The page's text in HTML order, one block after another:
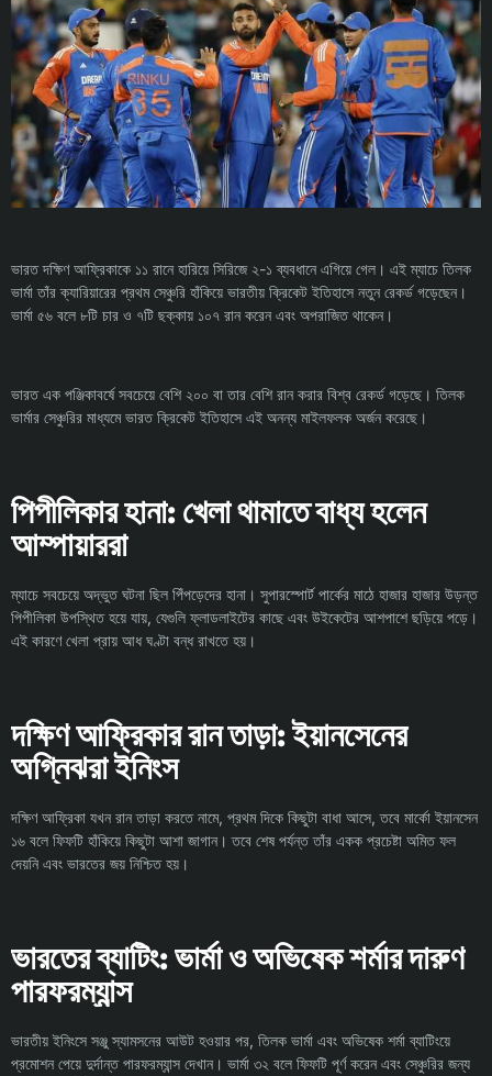
ভারত দক্ষিণ আফ্রিকাকে ১১ রানে হারিয়ে সিরিজে ২-১ ব্যবধানে এগিয়ে গেল। এই ম্যাচে তিলক
ভার্মা তাঁর ক্যারিয়ারের প্রথম সেঞ্চুরি হাঁকিয়ে ভারতীয় ক্রিকেট ইতিহাসে নতুন রেকর্ড গড়েছেন।
ভার্মা ৫৬ বলে ৮টি চার ও ৭টি ছক্কায় ১০৭ রান করেন এবং অপরাজিত থাকেন।
ভারত এক পঞ্জিকাবর্ষে সবচেয়ে বেশি ২০০ বা তার বেশি রান করার বিশ্ব রেকর্ড গড়েছে। তিলক
ভার্মার সেঞ্চুরির মাধ্যমে ভারত ক্রিকেট ইতিহাসে এই অনন্য মাইলফলক অর্জন করেছে।
পিপীলিকার হানা: খেলা থামাতে বাধ্য হলেন
আম্পায়াররা
ম্যাচে সবচেয়ে অদ্ভুত ঘটনা ছিল পিঁপড়েদের হানা। সুপারস্পোর্ট পার্কের মাঠে হাজার হাজার উড়ন্ত
পিপীলিকা উপস্থিত হয়ে যায়, যেগুলি ফ্লাডলাইটের কাছে এবং উইকেটের আশপাশে ছড়িয়ে পড়ে।
এই কারণে খেলা প্রায় আধ ঘণ্টা বন্ধ রাখতে হয়।
দক্ষিণ আফ্রিকার রান তাড়া: ইয়ানসেনের
অগ্নিঝরা ইনিংস
দক্ষিণ আফ্রিকা যখন রান তাড়া করতে নামে, প্রথম দিকে কিছুটা বাধা আসে, তবে মার্কো ইয়ানসেন
১৬ বলে ফিফটি হাঁকিয়ে কিছুটা আশা জাগান। তবে শেষ পর্যন্ত তাঁর একক প্রচেষ্টা অমিত ফল
দেয়নি এবং ভারতের জয় নিশ্চিত হয়।
ভারতের ব্যাটিং: ভার্মা ও অভিষেক শর্মার দারুণ
পারফরম্যান্স
ভারতীয় ইনিংসে সঞ্জু স্যামসনের আউট হওয়ার পর, তিলক ভার্মা এবং অভিষেক শর্মা ব্যাটিংয়ে
প্রমোশন পেয়ে দুর্দান্ত পারফরম্যান্স দেখান। ভার্মা ৩২ বলে ফিফটি পূর্ণ করেন এবং সেঞ্চুরির জন্য